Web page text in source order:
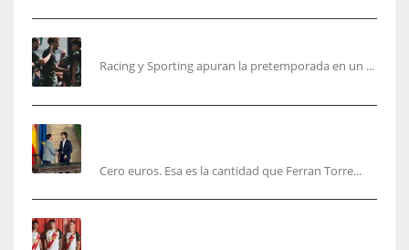
Racing y Sporting apuran la pretemporada en un ...
Cero euros. Esa es la cantidad que Ferran Torre...